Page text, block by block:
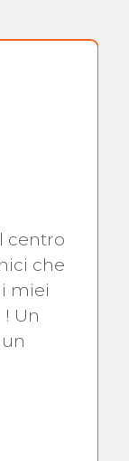
centro
che
miei
Un